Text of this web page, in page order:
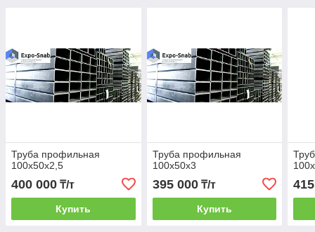
Труба профильная
100х50х2,5
400 000 ₸/т
Купить
Труба профильная
100х50х3
395 000₸/т
Купить